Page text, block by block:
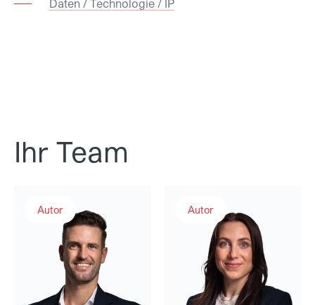
Daten / Technologie / IP
Ihr Team
Autor Autor